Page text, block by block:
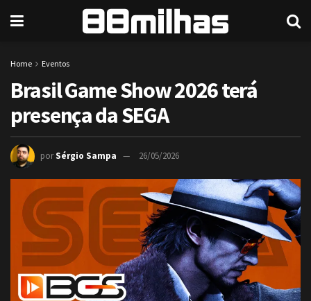
Home Eventos
Brasil Game Show 2026 terá
presença da SEGA
porSérgio Sampa 26/05/2026